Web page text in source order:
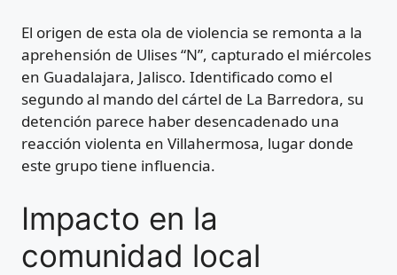
El origen de esta ola de violencia se remonta a la
aprehensión de Ulises “N”, capturado el miércoles
en Guadalajara, Jalisco. Identificado como el
segundo al mando del cártel de La Barredora, su
detención parece haber desencadenado una
reacción violenta en Villahermosa, lugar donde
este grupo tiene influencia.
Impacto en la
comunidad local